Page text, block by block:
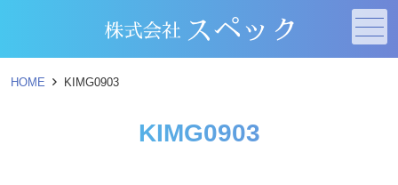
メニュー
HOME KIMG0903
KIMG0903